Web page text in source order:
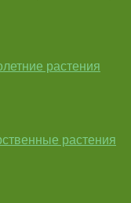
растения
растения